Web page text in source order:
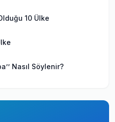
10 Ülke
Nasıl Söylenir?